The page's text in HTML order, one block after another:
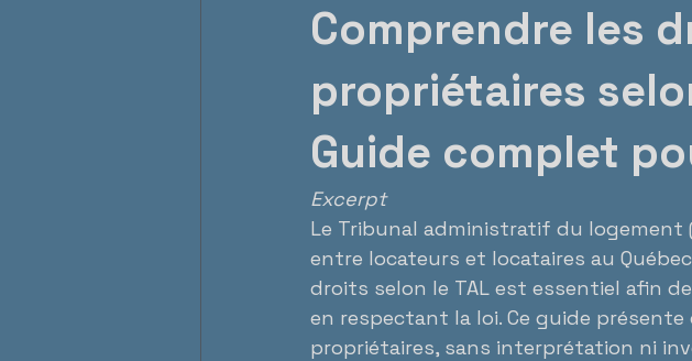
entretien propriétaire,
Comprendre les
propriétaires
Guide complet
Excerpt
Le Tribunal administratif du logement
entre locateurs et locataires au
droits selon le TAL est essentiel afin
en respectant la loi. Ce guide
propriétaires, sans interprétation ni